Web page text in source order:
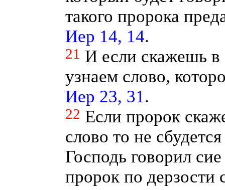
такого пророка
Иер 14, 14.
21 И если скажешь в
узнаем слово,
Иер 23, 31.
22 Если пророк
слово то не
Господь говорил
пророк по дерзости